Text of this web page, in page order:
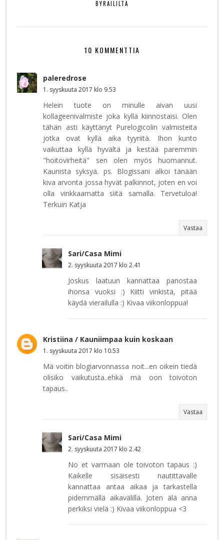
BYRAILILTA
10 KOMMENTTIA
paleredrose
1. syyskuuta 2017 klo 9.53
Helein tuote on minulle aivan uusi
kollageenivalmiste joka kyllä kiinnostaisi. Olen
tähän asti käyttänyt Purelogicolin valmisteita
jotka ovat kyllä aika tyyriitä. Ihon kunto
vaikuttaa kyllä hyvältä ja kestää paremmin
"hoitovirheitä" sen olen myös huomannut.
Kaunista syksyä. ps. Blogissani alkoi tänään
kiva arvonta jossa hyvät palkinnot, joten en voi
olla vinkkaamatta siitä samalla. Tervetuloa!
Terkuin Katja
Vastaa
Sari/Casa Mimi
2. syyskuuta 2017 klo 2.41
Joskus laatuun kannattaa panostaa
ihonsa vuoksi :) Kiitti vinkistä, pitää
käydä vierailulla :) Kivaa viikonloppua!
Kristiina / Kauniimpaa kuin koskaan
1. syyskuuta 2017 klo 10.53
Mä voitin blogiarvonnassa noit...en oikein tiedä
olisiko vaikutusta..ehkä mä oon toivoton
tapaus..
Vastaa
Sari/Casa Mimi
2. syyskuuta 2017 klo 2.42
No et varmaan ole toivoton tapaus :)
Kaikelle sisäisesti nautittavalle
kannattaa antaa aikaa ja tarkastella
pidemmällä aikavälillä. Joten älä anna
perkiksi vielä :) Kivaa viikonloppua <3